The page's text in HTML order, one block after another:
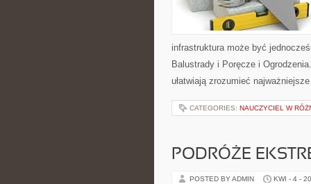
infrastruktura może być
Balustrady i Poręcze i
ułatwiają zrozumieć
CATEGORIES: NAUCZYCIEL W
PODRÓŻE
POSTED BY ADMIN KWI - 4 -